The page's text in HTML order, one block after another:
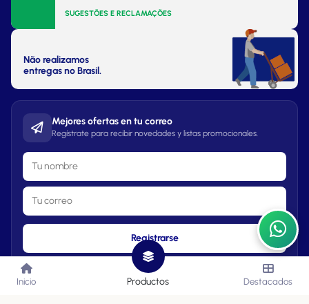
SUGESTÕES E RECLAMAÇÕES
Não realizamos
entregas no Brasil.
Mejores ofertas en tu correo
Regístrate para recibir novedades y listas promocionales.
Registrarse
Inicio Productos Destacados